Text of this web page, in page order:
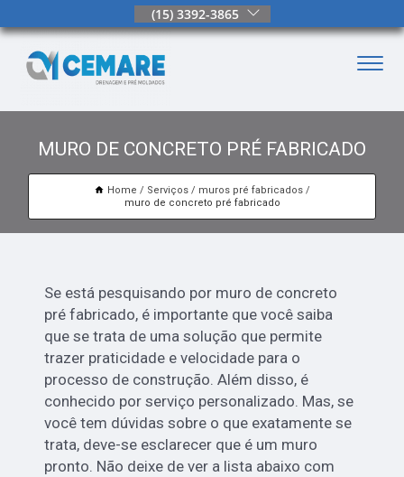
(15) 3392-3865
MURO DE CONCRETO PRÉ FABRICADO
Home Serviços
muros pré fabricados
muro de concreto pré fabricado
Se está pesquisando por muro de concreto
pré fabricado, é importante que você saiba
que se trata de uma solução que permite
trazer praticidade e velocidade para o
processo de construção. Além disso, é
conhecido por serviço personalizado. Mas, se
você tem dúvidas sobre o que exatamente se
trata, deve-se esclarecer que é um muro
pronto. Não deixe de ver a lista abaixo com